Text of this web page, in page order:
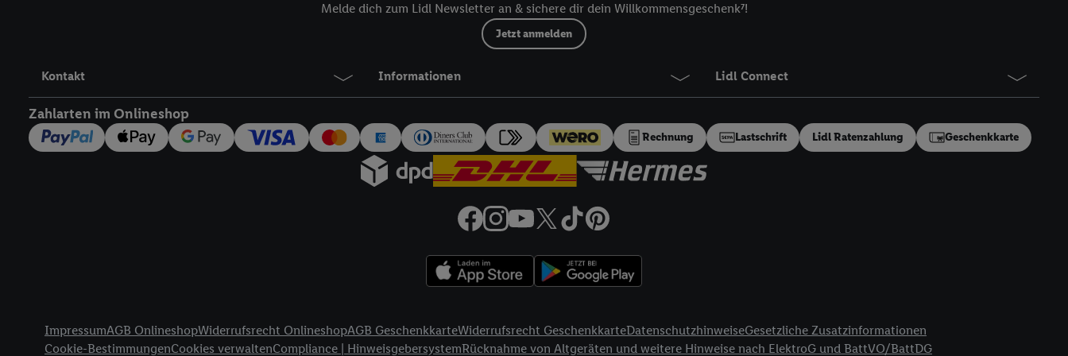
Melde dich zum Lidl Newsletter an & sichere dir dein Willkommensgeschenk⁷!
Jetzt anmelden
Kontakt Informationen Lidl Connect
Zahlarten im Onlineshop
Rechnung Lastschrift Lidl Ratenzahlung Geschenkkarte
ImpressumAGB OnlineshopWiderrufsrecht OnlineshopAGB GeschenkkarteWiderrufsrecht GeschenkkarteDatenschutzhinweiseGesetzliche Zusatzinformationen
Cookie-BestimmungenCookies verwaltenCompliance | HinweisgebersystemRücknahme von Altgeräten und weitere Hinweise nach ElektroG und BattVO/BattDG
werden, damit wir Ihnen dort personalisierte Werbung ausspielen können. Sie können Ihre Einwilligung speziell zur
Nutzung der Utiq-Technologie - zusätzlich zur weiter unten erläuterten Möglichkeit, Ihre Einwilligung generell zu
das Datenschutzportal von Utiq („consenthub“)
Telekommunikations-basierten Utiq-Technologie für digitales Marketing“ am unteren Ende dieser Einwilligung (nur für
„Zustimmen“ stimmen Sie allen Verarbeitungen zu sämtlichen vorgenannten Zwecken unter Einbindung sämtlicher
genannten Partner zu. Weitere Informationen, auch zur Speicherdauer der Daten und zu Ihrem Recht, Ihre Einwilligung
jederzeit mit Wirkung für die Zukunft zu widerrufen, finden Sie in unserenDatenschutzbestimmungen
Unter „Anpassen“ können Sie einzelne Verwendungszwecke oder Partner zulassen; das gilt auch für die
nachfolgend schlagwortartig benannten Zwecke und Funktionen im Rahmen des Einsatzes des IAB TCF für Werbung und
Anzeige von Werbung und Inhalten, Abgleichung und Kombination von Daten aus unterschiedlichen Quellen,
Verknüpfung verschiedener Endgeräte, Identifikation von Geräten anhand automatisch übermittelter Informationen,
Verwendung genauer Standortdaten. Erstellung von Profilen für personalisierte Werbung. Speichern von oder